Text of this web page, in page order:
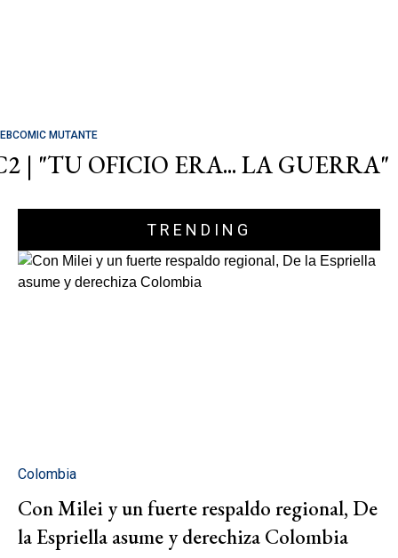
MUTANTE
| "TU OFICIO ERA... LA GUERRA"
TRENDING
Colombia
Con Milei y un fuerte respaldo regional, De
la Espriella asume y derechiza Colombia